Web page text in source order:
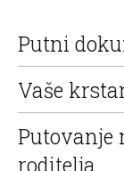
Putni
Vaše
Putovanje
roditelja